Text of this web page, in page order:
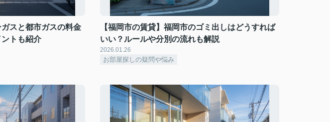
ガスと都市ガスの料金
トも紹介
【福岡市の賃貸】福岡市のゴミ出しはどうすれば
いい？ルールや分別の流れも解説
2026.01.26
お部屋探しの疑問や悩み